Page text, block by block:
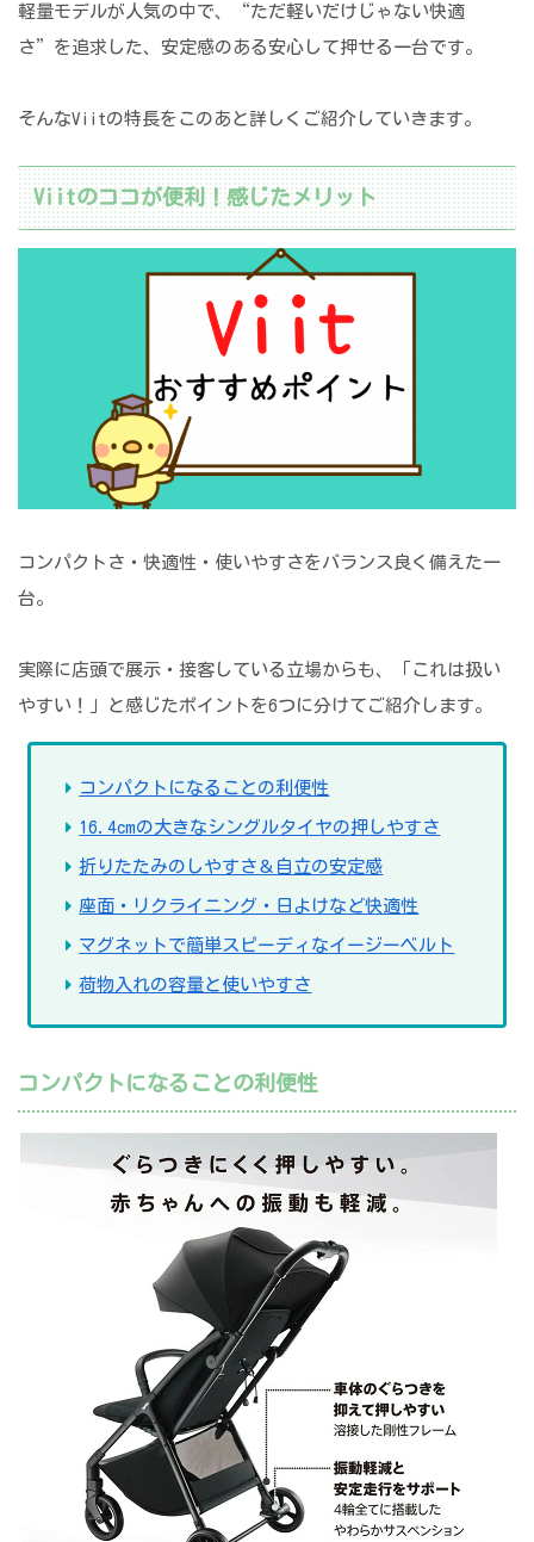
軽量モデルが人気の中で、“ただ軽いだけじゃない快適
さ”を追求した、安定感のある安心して押せる一台です。
そんなViitの特長をこのあと詳しくご紹介していきます。
Viitのココが便利！感じたメリット
コンパクトさ・快適性・使いやすさをバランス良く備えた一
台。
実際に店頭で展示・接客している立場からも、「これは扱い
やすい！」と感じたポイントを6つに分けてご紹介します。
コンパクトになることの利便性
16.4cmの大きなシングルタイヤの押しやすさ
折りたたみのしやすさ＆自立の安定感
座面・リクライニング・日よけなど快適性
マグネットで簡単スピーディなイージーベルト
荷物入れの容量と使いやすさ
コンパクトになることの利便性